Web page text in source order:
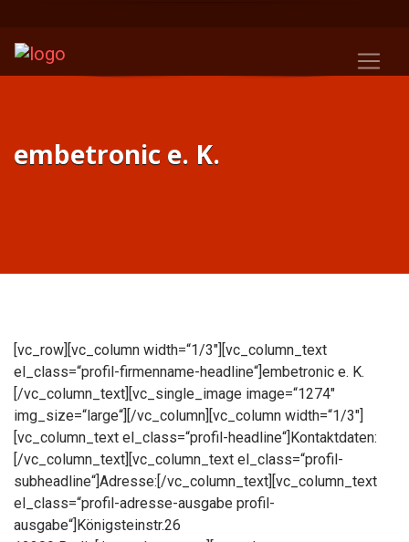
embetronic e. K.
[vc_row][vc_column width=“1/3″][vc_column_text
el_class=“profil-firmenname-headline“]embetronic e. K.
[/vc_column_text][vc_single_image image=“1274″
img_size=“large“][/vc_column][vc_column width=“1/3″]
[vc_column_text el_class=“profil-headline“]Kontaktdaten:
[/vc_column_text][vc_column_text el_class=“profil-
subheadline“]Adresse:[/vc_column_text][vc_column_text
el_class=“profil-adresse-ausgabe profil-
ausgabe“]Königsteinstr.26